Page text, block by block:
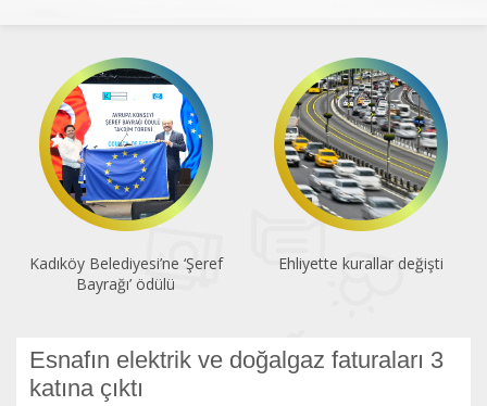
Ehliyette kurallar değişti
Sendikalaşma oranı yüzde
Esnafın elektrik ve doğalgaz faturaları 3
katına çıktı